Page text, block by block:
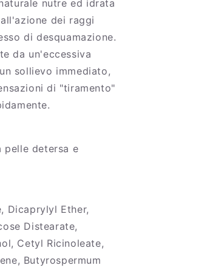
nutre ed idrata
dei raggi
di desquamazione.
da un'eccessiva
sollievo immediato,
di "tiramento"
pelle detersa e
Dicaprylyl Ether,
Distearate,
Cetyl Ricinoleate,
Butyrospermum